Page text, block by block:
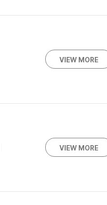
VIEW MORE
VIEW MORE